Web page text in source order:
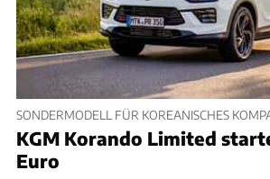
SONDERMODELL FÜR KOREANISCHES
KGM Korando Limited
Euro